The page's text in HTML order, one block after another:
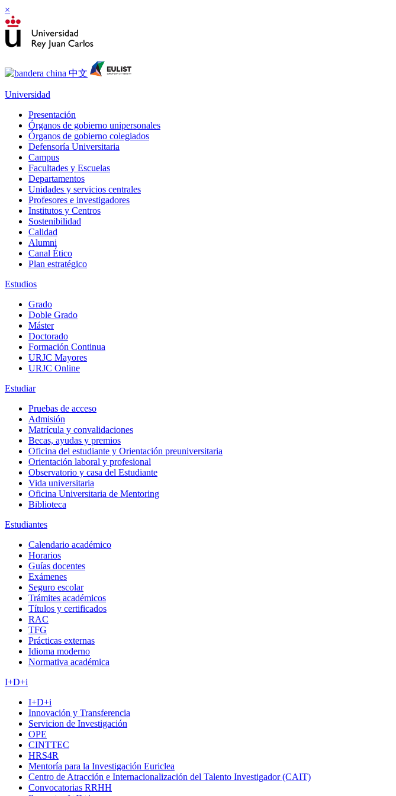
×
Universidad
Presentación
Órganos de gobierno unipersonales
Órganos de gobierno colegiados
Defensoría Universitaria
Campus
Facultades y Escuelas
Departamentos
Unidades y servicios centrales
Profesores e investigadores
Institutos y Centros
Sostenibilidad
Calidad
Alumni
Canal Ético
Plan estratégico
Estudios
Grado
Doble Grado
Máster
Doctorado
Formación Continua
URJC Mayores
URJC Online
Estudiar
Pruebas de acceso
Admisión
Matrícula y convalidaciones
Becas, ayudas y premios
Oficina del estudiante y Orientación preuniversitaria
Orientación laboral y profesional
Observatorio y casa del Estudiante
Vida universitaria
Oficina Universitaria de Mentoring
Biblioteca
Estudiantes
Calendario académico
Horarios
Guías docentes
Exámenes
Seguro escolar
Trámites académicos
Títulos y certificados
RAC
TFG
Prácticas externas
Idioma moderno
Normativa académica
I+D+i
I+D+i
Innovación y Transferencia
Servicion de Investigación
OPE
CINTTEC
HRS4R
Mentoría para la Investigación Euriclea
Centro de Atracción e Internacionalización del Talento Investigador (CAIT)
Convocatorias RRHH